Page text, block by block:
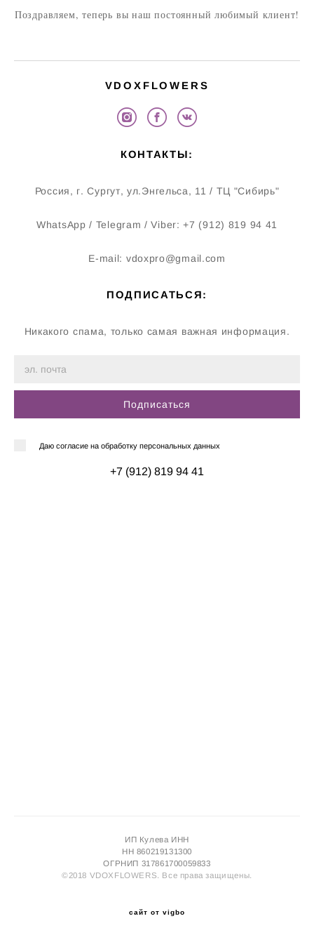
Поздравляем, теперь вы наш постоянный любимый клиент!
VDOXFLOWERS
КОНТАКТЫ:
Россия, г. Сургут, ул.Энгельса, 11 / ТЦ "Сибирь"
WhatsApp / Telegram / Viber: +7 (912) 819 94 41
E-mail: vdoxpro@gmail.com
ПОДПИСАТЬСЯ:
Никакого спама, только самая важная информация.
Подписаться
Даю согласие на обработку персональных данных
+7 (912) 819 94 41
ИП Кулева ИНН
НН 860219131300
ОГРНИП 317861700059833
©2018 VDOXFLOWERS. Все права защищены.
сайт от vigbo